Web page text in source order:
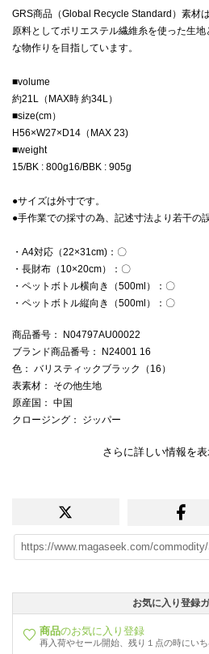
GRS商品（Global Recycle Standard）素材
原料としてポリエステル繊維糸を使った生
な物作りを目指しています。
■volume
約21L（MAX時 約34L）
■size(cm）
H56×W27×D14（MAX 23)
■weight
15/BK : 800g16/BBK : 905g
●サイズは外寸です。
●手作業での採寸の為、記述寸法より若干の
・A4対応（22×31cm)：〇
・長財布（10×20cm）：〇
・ペットボトル横向き（500ml）：〇
・ペットボトル縦向き（500ml）：〇
商品番号 ： N04797AU00022
ブランド商品番号 ： N24001 16
色 ： バリスティックブラック（16）
表素材 ： その他生地
原産国 ： 中国
クロージング ： ジッパー
さらに詳しい情報を
お気に入り登録
商品のお気に入り登録
再入荷やセール開始、残り１点の時にい